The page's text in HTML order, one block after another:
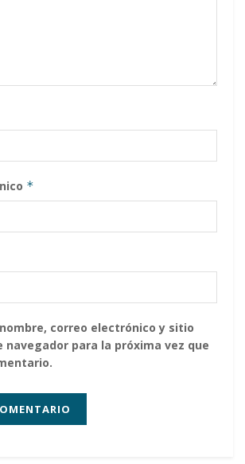
*
correo electrónico y sitio
navegador para la próxima vez que